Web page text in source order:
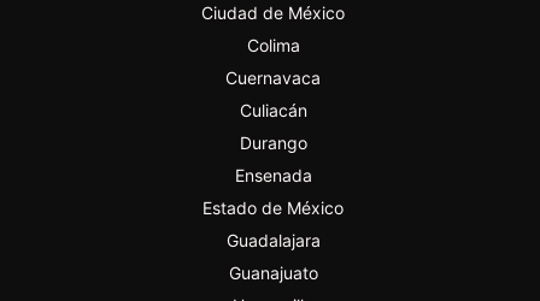
Ciudad de México
Colima
Cuernavaca
Culiacán
Durango
Ensenada
Estado de México
Guadalajara
Guanajuato